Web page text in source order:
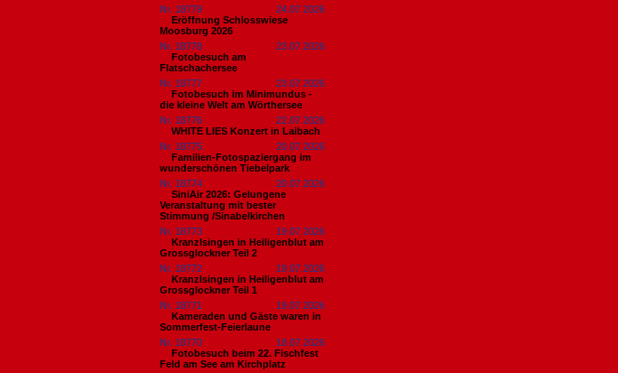
Nr. 18779
24.07.2026
Eröffnung Schlosswiese
Moosburg 2026
Nr. 18778
23.07.2026
Fotobesuch am
Flatschachersee
Nr. 18777
23.07.2026
Fotobesuch im Minimundus -
die kleine Welt am Wörthersee
Nr. 18776
22.07.2026
WHITE LIES Konzert in Laibach
Nr. 18775
20.07.2026
Familien-Fotospaziergang im
wunderschönen Tiebelpark
Nr. 18774
20.07.2026
SiniAir 2026: Gelungene
Veranstaltung mit bester
Stimmung /Sinabelkirchen
Nr. 18773
19.07.2026
Kranzlsingen in Heiligenblut am
Grossglockner Teil 2
Nr. 18772
19.07.2026
Kranzlsingen in Heiligenblut am
Grossglockner Teil 1
Nr. 18771
19.07.2026
Kameraden und Gäste waren in
Sommerfest-Feierlaune
Nr. 18770
18.07.2026
Fotobesuch beim 22. Fischfest
Feld am See am Kirchplatz